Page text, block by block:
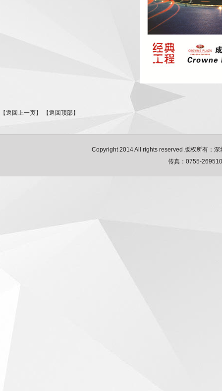
【返回上一页】 【返回顶部】
Copyright 2014 All rights reserved 版权所有：
传真：0755-